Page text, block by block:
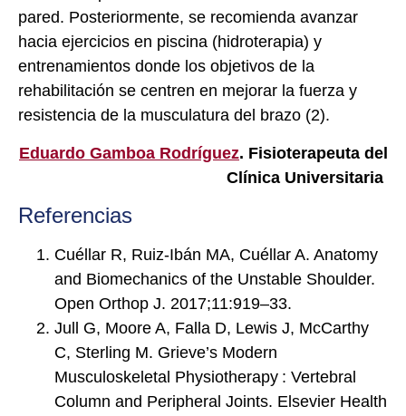
pared. Posteriormente, se recomienda avanzar
hacia ejercicios en piscina (hidroterapia) y
entrenamientos donde los objetivos de la
rehabilitación se centren en mejorar la fuerza y
resistencia de la musculatura del brazo (2).
Eduardo Gamboa Rodríguez. Fisioterapeuta del
Clínica Universitaria
Referencias
Cuéllar R, Ruiz-Ibán MA, Cuéllar A. Anatomy
and Biomechanics of the Unstable Shoulder.
Open Orthop J. 2017;11:919–33.
Jull G, Moore A, Falla D, Lewis J, McCarthy
C, Sterling M. Grieve’s Modern
Musculoskeletal Physiotherapy : Vertebral
Column and Peripheral Joints. Elsevier Health